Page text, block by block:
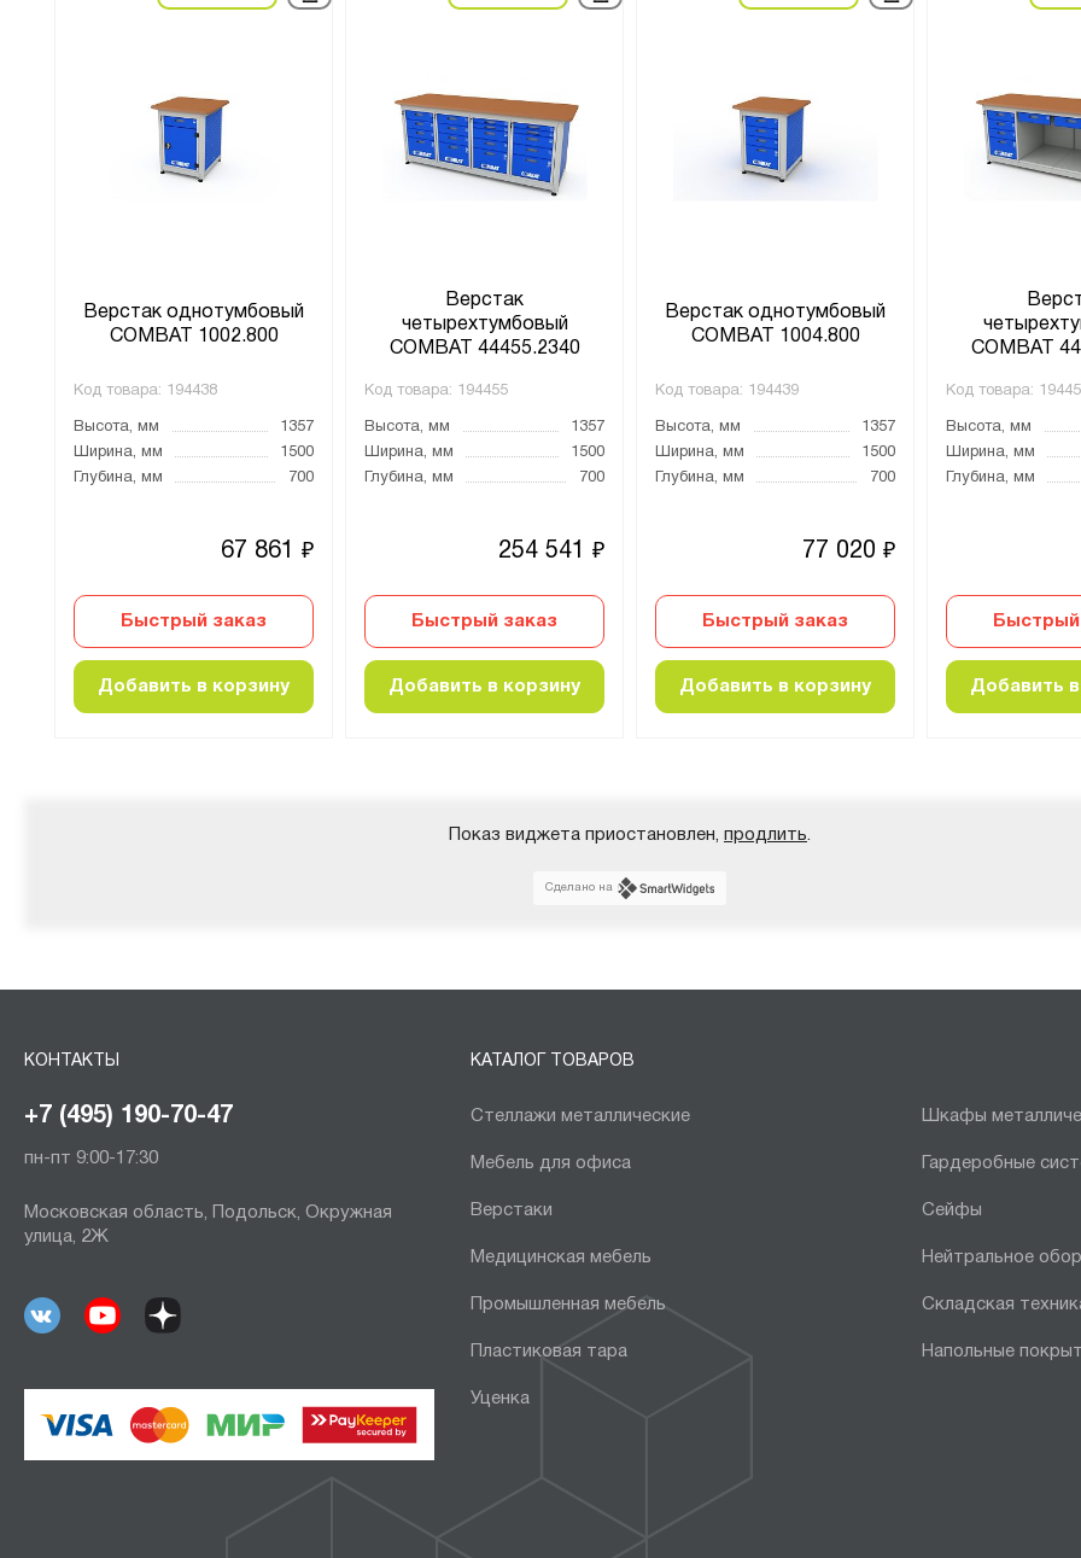
Верстак однотумбовый
COMBAT 1002.800
Код товара: 194438
Высота, мм
1357
Ширина, мм
1500
Глубина, мм
700
67 861 ₽
Быстрый заказ
Добавить в корзину
Верстак
четырехтумбовый
COMBAT 44455.2340
Код товара: 194455
Высота, мм
1357
Ширина, мм
1500
Глубина, мм
700
254 541 ₽
Быстрый заказ
Добавить в корзину
Верстак однотумбовый
COMBAT 1004.800
Код товара: 194439
Высота, мм
1357
Ширина, мм
1500
Глубина, мм
700
77 020 ₽
Быстрый заказ
Добавить в корзину
COMBAT
Код товара:
Высота, мм
Ширина, мм
Глубина, мм
Быстрый
Добавить
Показ виджета приостановлен, продлить
Сделано на
КОНТАКТЫ
+7 (495) 190-70-47
пн-пт 9:00-17:30
Московская область, Подольск, Окружная
улица, 2Ж
КАТАЛОГ ТОВАРОВ
Стеллажи металлические Шкафы
Мебель для офиса Гардеробные
Верстаки Сейфы
Медицинская мебель Нейтральное
Промышленная мебель Складская
Пластиковая тара Напольные
Уценка